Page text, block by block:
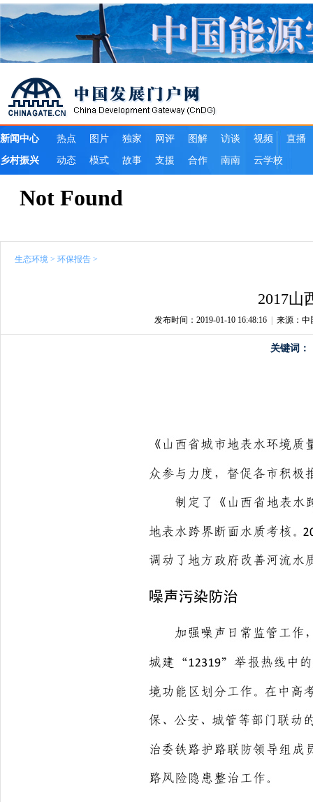
生态环境 > 环保报告 >
2017山
发布时间：2019-01-10 16:48:16| 来源：中
关键词：